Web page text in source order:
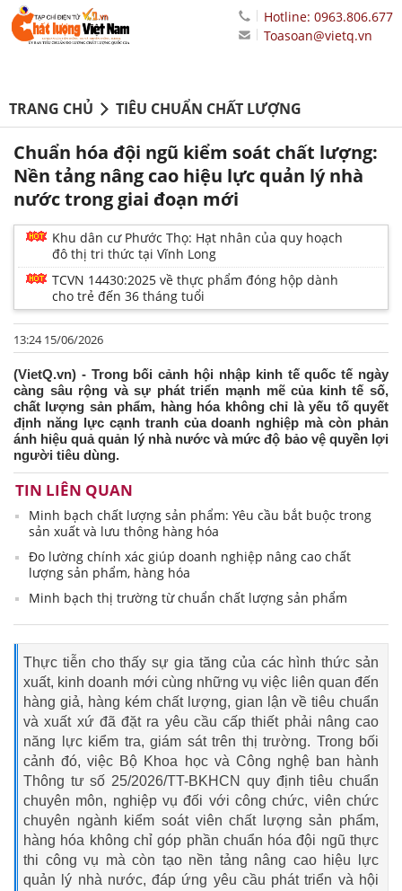
Hotline: 0963.806.677
Toasoan@vietq.vn
TRANG CHỦ TIÊU CHUẨN CHẤT LƯỢNG
Chuẩn hóa đội ngũ kiểm soát chất lượng:
Nền tảng nâng cao hiệu lực quản lý nhà
nước trong giai đoạn mới
Khu dân cư Phước Thọ: Hạt nhân của quy hoạch
đô thị tri thức tại Vĩnh Long
TCVN 14430:2025 về thực phẩm đóng hộp dành
cho trẻ đến 36 tháng tuổi
13:24 15/06/2026
(VietQ.vn) - Trong bối cảnh hội nhập kinh tế quốc tế ngày
càng sâu rộng và sự phát triển mạnh mẽ của kinh tế số,
chất lượng sản phẩm, hàng hóa không chỉ là yếu tố quyết
định năng lực cạnh tranh của doanh nghiệp mà còn phản
ánh hiệu quả quản lý nhà nước và mức độ bảo vệ quyền lợi
người tiêu dùng.
TIN LIÊN QUAN
Minh bạch chất lượng sản phẩm: Yêu cầu bắt buộc trong
sản xuất và lưu thông hàng hóa
Đo lường chính xác giúp doanh nghiệp nâng cao chất
lượng sản phẩm, hàng hóa
Minh bạch thị trường từ chuẩn chất lượng sản phẩm
Thực tiễn cho thấy sự gia tăng của các hình thức sản
xuất, kinh doanh mới cùng những vụ việc liên quan đến
hàng giả, hàng kém chất lượng, gian lận về tiêu chuẩn
và xuất xứ đã đặt ra yêu cầu cấp thiết phải nâng cao
năng lực kiểm tra, giám sát trên thị trường. Trong bối
cảnh đó, việc Bộ Khoa học và Công nghệ ban hành
Thông tư số 25/2026/TT-BKHCN quy định tiêu chuẩn
chuyên môn, nghiệp vụ đối với công chức, viên chức
chuyên ngành kiểm soát viên chất lượng sản phẩm,
hàng hóa không chỉ góp phần chuẩn hóa đội ngũ thực
thi công vụ mà còn tạo nền tảng nâng cao hiệu lực
quản lý nhà nước, đáp ứng yêu cầu phát triển và hội